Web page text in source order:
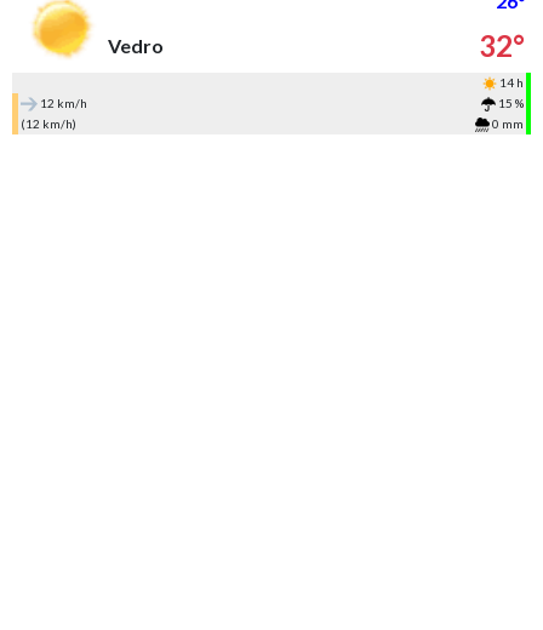
Vedro
32°
14 h
12 km/h
15 %
(12 km/h)
0 mm